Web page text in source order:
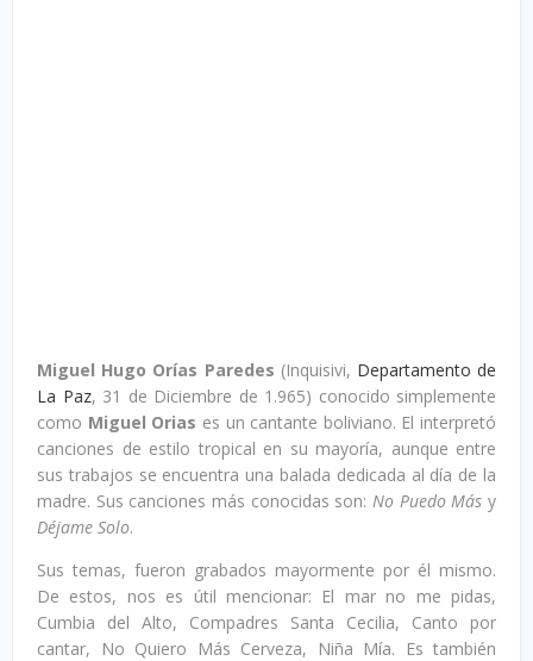
Miguel Hugo Orías Paredes (Inquisivi, Departamento de
La Paz, 31 de Diciembre de 1.965) conocido simplemente
como Miguel Orias es un cantante boliviano. El interpretó
canciones de estilo tropical en su mayoría, aunque entre
sus trabajos se encuentra una balada dedicada al día de la
madre. Sus canciones más conocidas son: No Puedo Más y
Déjame Solo.
Sus temas, fueron grabados mayormente por él mismo.
De estos, nos es útil mencionar: El mar no me pidas,
Cumbia del Alto, Compadres Santa Cecilia, Canto por
cantar, No Quiero Más Cerveza, Niña Mía. Es también